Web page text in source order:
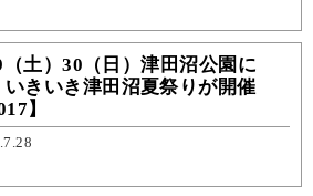
（土）30（日）津田沼公園に
いきいき津田沼夏祭りが開催
】